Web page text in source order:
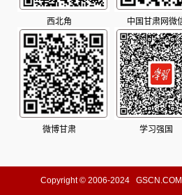
西北角 中国甘肃网微
微博甘肃 学习强国
Copyright © 2006-2024